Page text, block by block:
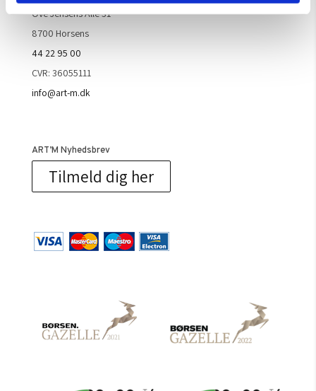
Ove Jensens Allé 31
8700 Horsens
44 22 95 00
CVR: 36055111
info@art-m.dk
ART’M Nyhedsbrev
Tilmeld dig her